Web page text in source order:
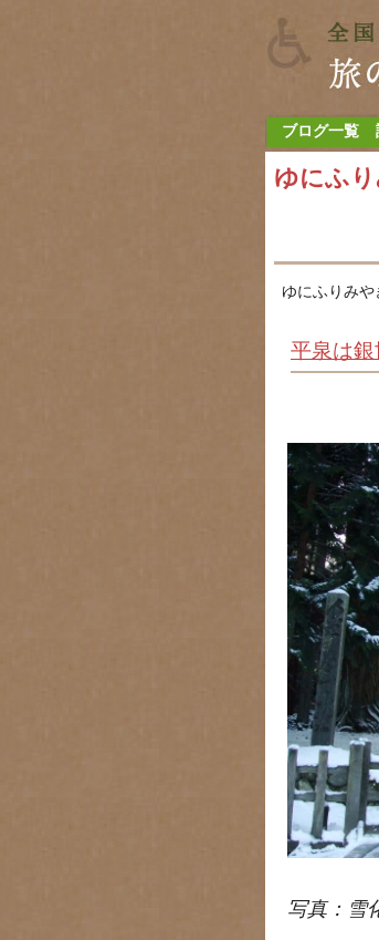
ブログ一覧
ゆにふ
ゆにふりみや
平泉は銀
写真：雪